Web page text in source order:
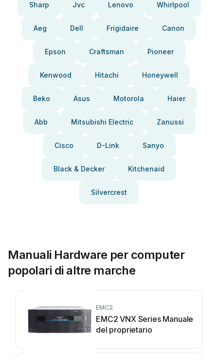
Sharp Jvc Lenovo Whirlpool
Aeg Dell Frigidaire Canon
Epson Craftsman Pioneer
Kenwood Hitachi Honeywell
Beko Asus Motorola Haier
Abb Mitsubishi Electric Zanussi
Cisco D-Link Sanyo
Black & Decker Kitchenaid
Silvercrest
Manuali Hardware per computer
popolari di altre marche
EMC2
EMC2 VNX Series Manuale
del proprietario